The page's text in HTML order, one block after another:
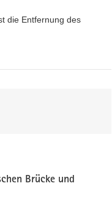
die Entfernung des
Brücke und